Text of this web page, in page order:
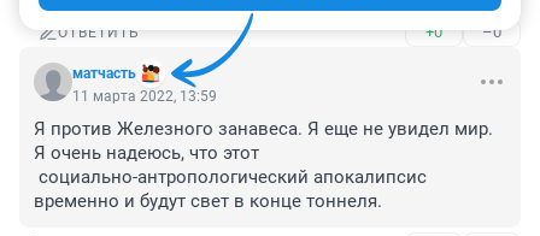
ОТВЕТИТЬ +0 –0
матчасть
11 марта 2022, 13:59
Я против Железного занавеса. Я еще не увидел мир.
Я очень надеюсь, что этот
социально-антропологический апокалипсис
временно и будут свет в конце тоннеля.